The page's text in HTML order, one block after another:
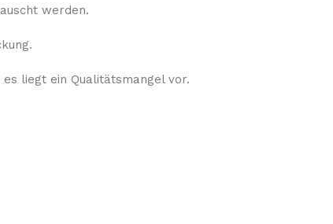
werden.
liegt ein Qualitätsmangel vor.